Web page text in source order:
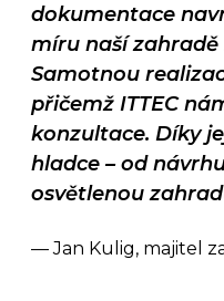
dokumentace
míru naší
Samotnou
přičemž ITTEC
konzultace. Díky
hladce – od
osvětlenou
— Jan Kulig, majitel